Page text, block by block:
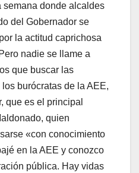
donde alcaldes
del Gobernador se
la actitud caprichosa
nadie se llame a
que buscar las
burócratas de la AEE,
que es el principal
quien
«con conocimiento
en la AEE y conozco
pública. Hay vidas